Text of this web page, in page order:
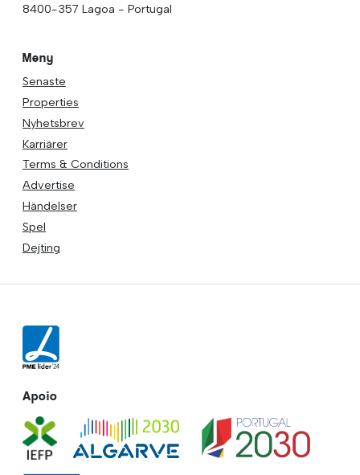
8400-357 Lagoa - Portugal
Meny
Senaste
Properties
Nyhetsbrev
Karriärer
Terms & Conditions
Advertise
Händelser
Spel
Dejting
Apoio